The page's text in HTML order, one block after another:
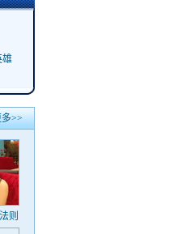
雄
>>
则